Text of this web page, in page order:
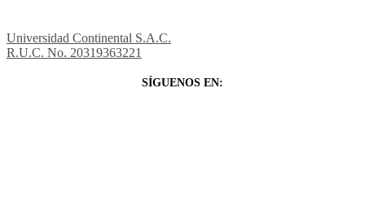
Universidad Continental S.A.C.
R.U.C. No. 20319363221
SÍGUENOS EN: